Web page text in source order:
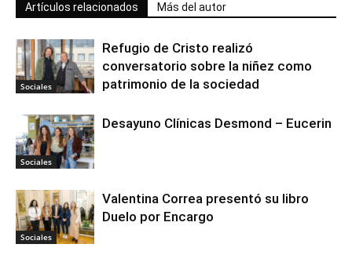
Artículos relacionados Más del autor
Sociales
Refugio de Cristo realizó
conversatorio sobre la niñez como
patrimonio de la sociedad
Sociales
Desayuno Clínicas Desmond – Eucerin
Sociales
Valentina Correa presentó su libro
Duelo por Encargo